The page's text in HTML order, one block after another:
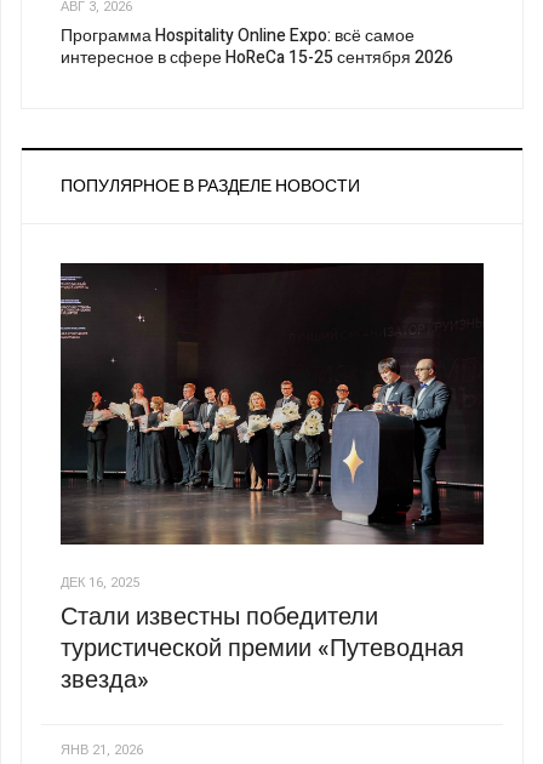
АВГ 3, 2026
Программа Hospitality Online Expo: всё самое
интересное в сфере HoReCa 15-25 сентября 2026
ПОПУЛЯРНОЕ В РАЗДЕЛЕ НОВОСТИ
ДЕК 16, 2025
Стали известны победители
туристической премии «Путеводная
звезда»
ЯНВ 21, 2026